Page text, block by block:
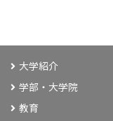
大学紹介
学部・大学院
教育